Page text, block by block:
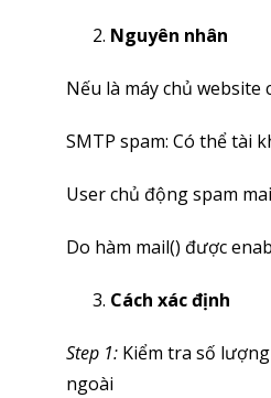
Nguyên nhân
Nếu là máy chủ website
SMTP spam: Có thể tài
User chủ động spam
Do hàm mail() được
Cách xác định
Step 1: Kiểm tra số
ngoài